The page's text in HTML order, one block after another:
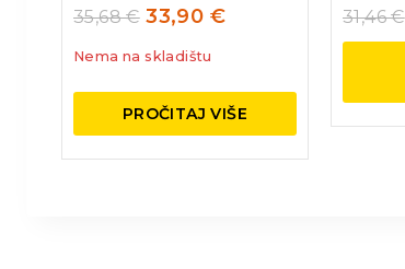
35,68€ 33,90 €
Nema na skladištu
PROČITAJ VIŠE
31,46€